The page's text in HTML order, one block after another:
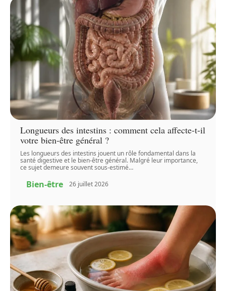
Longueurs des intestins : comment cela affecte-t-il
votre bien-être général ?
Les longueurs des intestins jouent un rôle fondamental dans la
santé digestive et le bien-être général. Malgré leur importance,
ce sujet demeure souvent sous-estimé…
Bien-être 26 juillet 2026